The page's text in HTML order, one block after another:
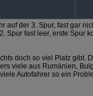
auf der 3. Spur, fast gar
Spur fast leer, erste Spur
doch so viel Platz gibt.
viele aus Rumänien,
Autofahrer so ein